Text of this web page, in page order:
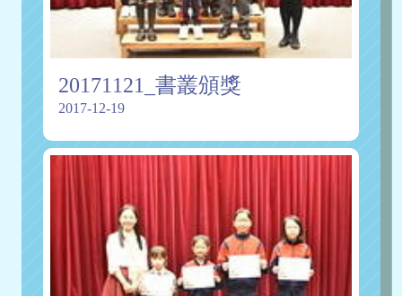
20171121_書叢頒獎
2017-12-19